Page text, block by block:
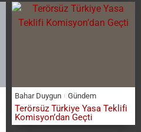
Bahar Duygun Gündem
Terörsüz Türkiye Yasa Teklifi
Komisyon’dan Geçti